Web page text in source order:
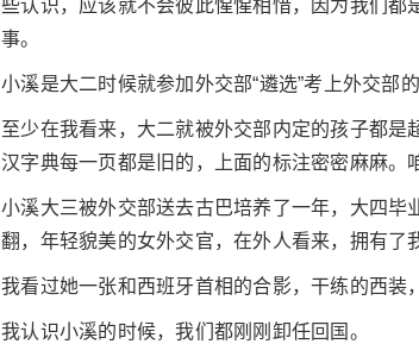
些认识，应该就不会彼此惺惺相惜，因为我们都
事。
小溪是大二时候就参加外交部“遴选”考上外交部
至少在我看来，大二就被外交部内定的孩子都
汉字典每一页都是旧的，上面的标注密密麻麻。
小溪大三被外交部送去古巴培养了一年，大四
翻，年轻貌美的女外交官，在外人看来，拥有了
我看过她一张和西班牙首相的合影，干练的西装
我认识小溪的时候，我们都刚刚卸任回国。